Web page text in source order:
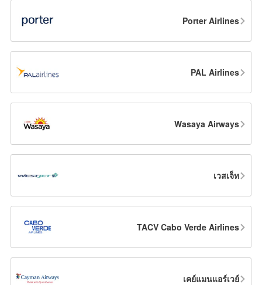
Porter Airlines
PAL Airlines
Wasaya Airways
เวสเจ็ท
TACV Cabo Verde Airlines
เคย์แมนแอร์เวย์